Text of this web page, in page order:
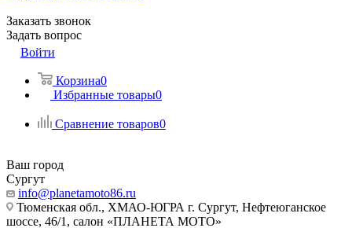
Заказать звонок
Задать вопрос
Войти
Корзина0
Избранные товары0
Сравнение товаров0
Ваш город
Сургут
info@planetamoto86.ru
Тюменская обл., ХМАО-ЮГРА г. Сургут, Нефтеюганское
шоссе, 46/1, салон «ПЛАНЕТА МОТО»